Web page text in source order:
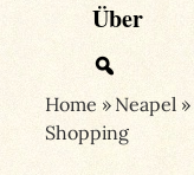
Über
Home » Neapel»
Shopping